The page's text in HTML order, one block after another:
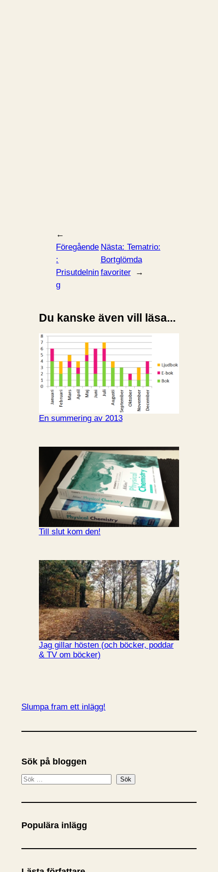
←
Föregående
:
Prisutdelnin
g
Nästa: Tematrio:
Bortglömda
favoriter
→
Du kanske även vill läsa...
En summering av 2013
Till slut kom den!
Jag gillar hösten (och böcker, poddar
& TV om böcker)
Slumpa fram ett inlägg!
Sök på bloggen
S
k
Sök
Populära inlägg